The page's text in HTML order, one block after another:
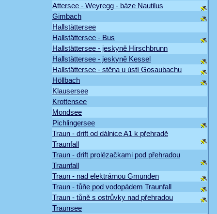
Attersee - Weyregg - báze Nautilus
Gimbach
Hallstättersee
Hallstättersee - Bus
Hallstättersee - jeskyně Hirschbrunn
Hallstättersee - jeskyně Kessel
Hallstättersee - stěna u ústí Gosaubachu
Höllbach
Klausersee
Krottensee
Mondsee
Pichlingersee
Traun - drift od dálnice A1 k přehradě
Traunfall
Traun - drift prolézačkami pod přehradou
Traunfall
Traun - nad elektrárnou Gmunden
Traun - tůňe pod vodopádem Traunfall
Traun - tůně s ostrůvky nad přehradou
Traunsee